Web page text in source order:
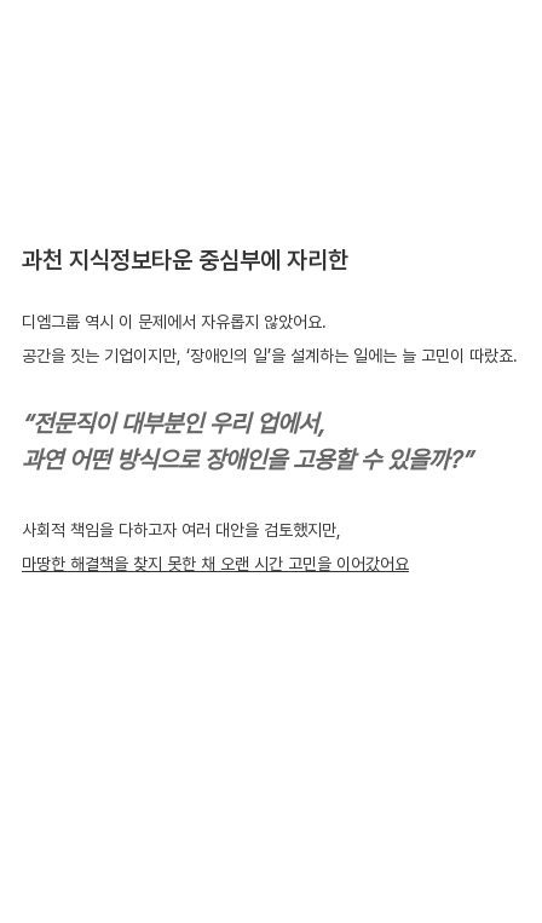
과천 지식정보타운 중심부에 자리한
디엠그룹 역시 이 문제에서 자유롭지 않았어요.
공간을 짓는 기업이지만, ‘장애인의 일’을 설계하는 일에는 늘 고민이 따랐죠.
“전문직이 대부분인 우리 업에서,
과연 어떤 방식으로 장애인을 고용할 수 있을까?”
사회적 책임을 다하고자 여러 대안을 검토했지만,
마땅한 해결책을 찾지 못한 채 오랜 시간 고민을 이어갔어요